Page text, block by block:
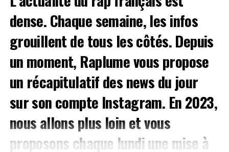
VYV Festival – Dijon (du 9 au 11 juin)
On
dense. Chaque semaine, les infos
grouillent de tous les côtés. Depuis
un moment, Raplume vous propose
un récapitulatif des news du jour
sur soncompte Instagram. En 2023,
nous allons plus loin et vous
proposons chaque lundi une mise à